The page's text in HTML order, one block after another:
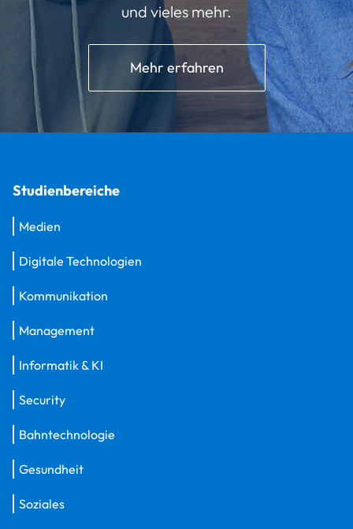
und vieles mehr.
Mehr erfahren
Studienbereiche
Medien
Digitale Technologien
Kommunikation
Management
Informatik & KI
Security
Bahntechnologie
Gesundheit
Soziales